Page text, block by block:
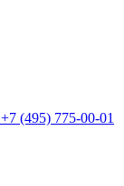
+7 (495) 775-00-01